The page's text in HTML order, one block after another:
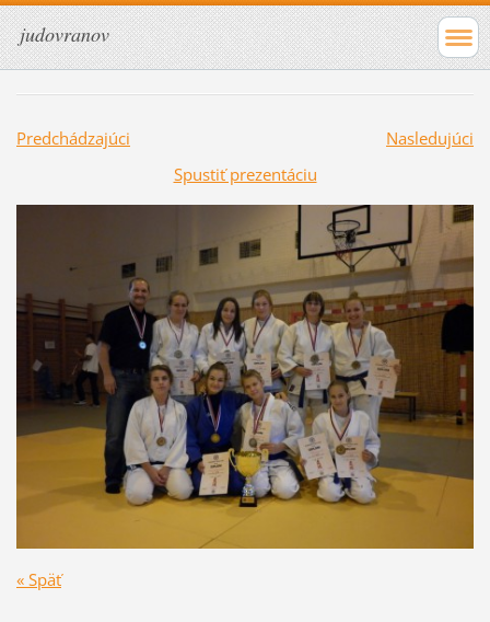
judovranov
Predchádzajúci
Nasledujúci
Spustiť prezentáciu
« Späť